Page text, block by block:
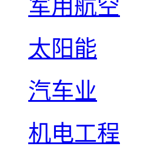
军用航空
太阳能
汽车业
机电工程